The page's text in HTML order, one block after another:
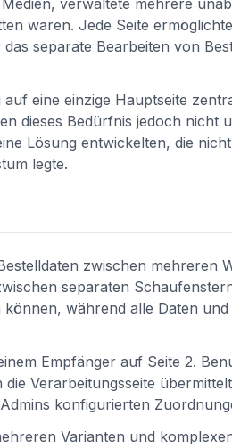
verwaltete mehrere
waren. Jede Seite
separate Bearbeiten von
eine einzige Hauptseite
dieses Bedürfnis jedoch nicht
Lösung entwickelten, die
legte.
zwischen mehreren
separaten
während alle Daten
Empfänger auf Seite 2.
Verarbeitungsseite
konfigurierten
Varianten und